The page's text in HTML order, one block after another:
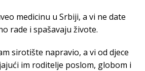
medicinu u Srbiji, a vi ne date
rade i spašavaju živote.
sirotište napravio, a vi od djece
im roditelje poslom, globom i